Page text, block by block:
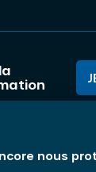
nous